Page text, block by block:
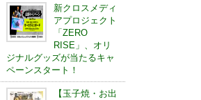
新クロスメディ
アプロジェクト
「ZERO
RISE」、オリ
ジナルグッズが当たるキャ
ペーンスタート！
【玉子焼・お出